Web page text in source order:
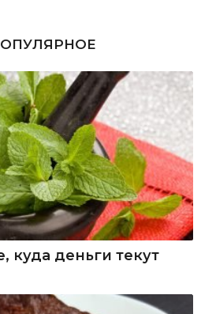
куда деньги текут